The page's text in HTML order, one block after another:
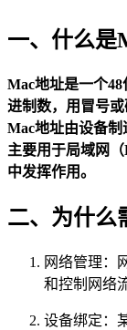
一、什么是
Mac地址是一个
进制数，用冒号
Mac地址由设备
主要用于局域网
中发挥作用。
二、为什么
网络管理：
和控制网络
设备绑定：